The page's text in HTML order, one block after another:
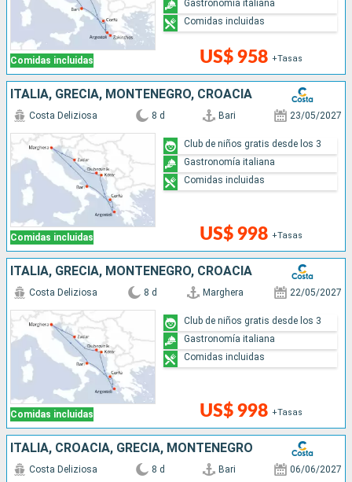
Comidas incluidas US$ 958 +Tasas
Gastronomía italiana
Comidas incluidas
ITALIA, GRECIA, MONTENEGRO, CROACIA
Comidas incluidas
Costa Deliziosa 8 d Bari 23/05/2027
US$ 998 +Tasas
Club de niños gratis desde los 3
Gastronomía italiana
Comidas incluidas
ITALIA, GRECIA, MONTENEGRO, CROACIA
Comidas incluidas
Costa Deliziosa 8 d Marghera 22/05/2027
US$ 998 +Tasas
Club de niños gratis desde los 3
Gastronomía italiana
Comidas incluidas
ITALIA, CROACIA, GRECIA, MONTENEGRO
Costa Deliziosa 8 d Bari 06/06/2027